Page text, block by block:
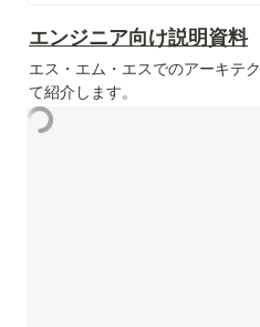
エンジニア向け説明資料
エス・エム・エスでのアーキテ
て紹介します。